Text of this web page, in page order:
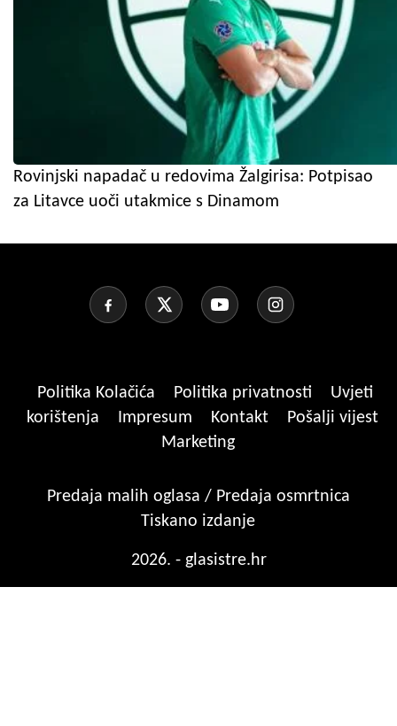
Rovinjski napadač u redovima Žalgirisa: Potpisao
za Litavce uoči utakmice s Dinamom
Politika Kolačića Politika privatnosti
Uvjeti
korištenja
Impresum Kontakt
Pošalji vijest
Marketing
Predaja malih oglasa / Predaja osmrtnica
Tiskano izdanje
2026. - glasistre.hr